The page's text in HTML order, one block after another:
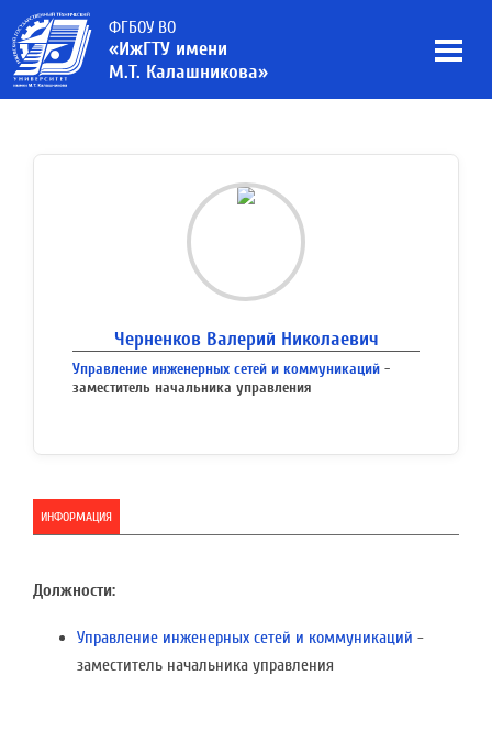
ФГБОУ ВО
«ИжГТУ имени
М.Т. Калашникова»
Черненков Валерий Николаевич
Управление инженерных сетей и коммуникаций -
заместитель начальника управления
ИНФОРМАЦИЯ
Должности:
Управление инженерных сетей и коммуникаций -
заместитель начальника управления